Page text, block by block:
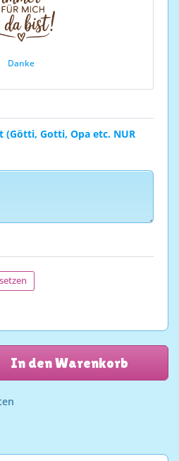
Danke
(Götti, Gotti, Opa etc. NUR
In den Warenkorb